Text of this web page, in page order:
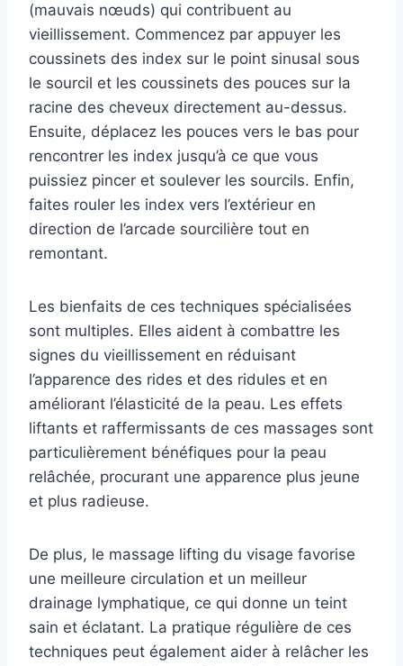
(mauvais nœuds) qui contribuent au
vieillissement. Commencez par appuyer les
coussinets des index sur le point sinusal sous
le sourcil et les coussinets des pouces sur la
racine des cheveux directement au-dessus.
Ensuite, déplacez les pouces vers le bas pour
rencontrer les index jusqu’à ce que vous
puissiez pincer et soulever les sourcils. Enfin,
faites rouler les index vers l’extérieur en
direction de l’arcade sourcilière tout en
remontant.
Les bienfaits de ces techniques spécialisées
sont multiples. Elles aident à combattre les
signes du vieillissement en réduisant
l’apparence des rides et des ridules et en
améliorant l’élasticité de la peau. Les effets
liftants et raffermissants de ces massages sont
particulièrement bénéfiques pour la peau
relâchée, procurant une apparence plus jeune
et plus radieuse.
De plus, le massage lifting du visage favorise
une meilleure circulation et un meilleur
drainage lymphatique, ce qui donne un teint
sain et éclatant. La pratique régulière de ces
techniques peut également aider à relâcher les